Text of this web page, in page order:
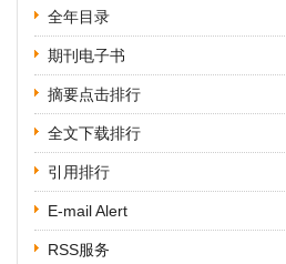
全年目录
期刊电子书
摘要点击排行
全文下载排行
引用排行
E-mail Alert
RSS服务